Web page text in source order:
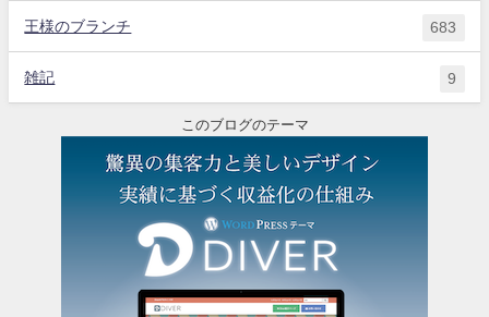
王様のブランチ 683
雑記 9
このブログのテーマ